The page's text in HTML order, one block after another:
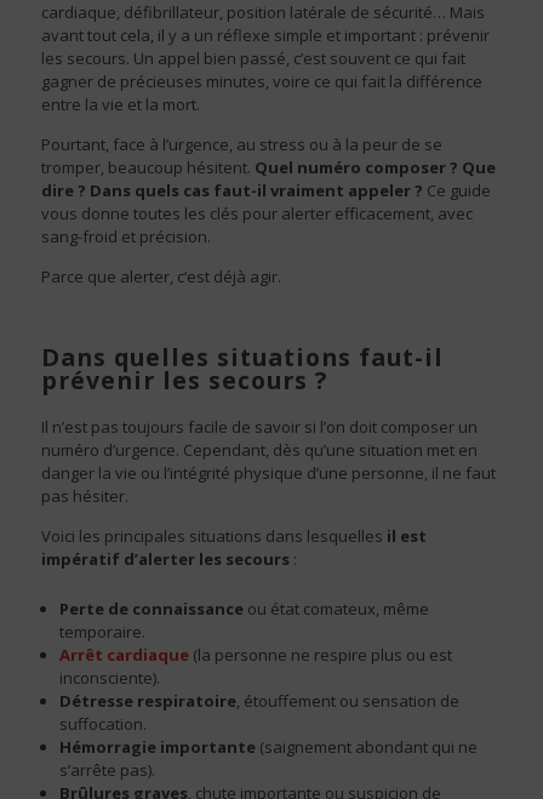
cardiaque, défibrillateur, position latérale de sécurité… Mais
avant tout cela, il y a un réflexe simple et important : prévenir
les secours. Un appel bien passé, c’est souvent ce qui fait
gagner de précieuses minutes, voire ce qui fait la différence
entre la vie et la mort.
Pourtant, face à l’urgence, au stress ou à la peur de se
tromper, beaucoup hésitent. Quel numéro composer ? Que
dire ? Dans quels cas faut-il vraiment appeler ? Ce guide
vous donne toutes les clés pour alerter efficacement, avec
sang-froid et précision.
Parce que alerter, c’est déjà agir.
Dans quelles situations faut-il
prévenir les secours ?
Il n’est pas toujours facile de savoir si l’on doit composer un
numéro d’urgence. Cependant, dès qu’une situation met en
danger la vie ou l’intégrité physique d’une personne, il ne faut
pas hésiter.
Voici les principales situations dans lesquelles il est
impératif d’alerter les secours :
Perte de connaissance ou état comateux, même
temporaire.
Arrêt cardiaque (la personne ne respire plus ou est
inconsciente).
Détresse respiratoire, étouffement ou sensation de
suffocation.
Hémorragie importante (saignement abondant qui ne
s’arrête pas).
Brûlures graves, chute importante ou suspicion de